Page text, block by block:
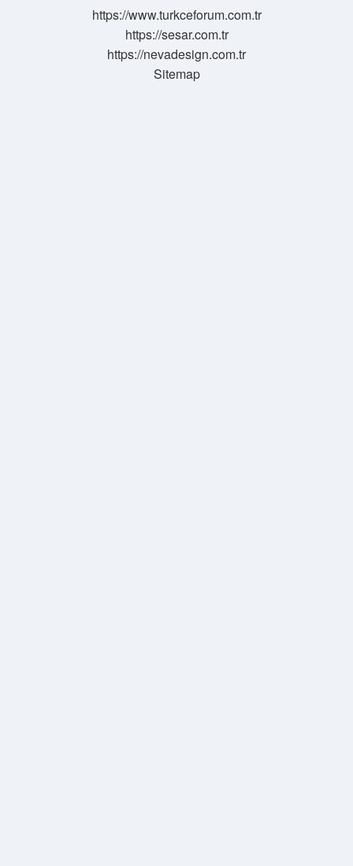
https://www.turkceforum.com.tr
https://sesar.com.tr
https://nevadesign.com.tr
Sitemap